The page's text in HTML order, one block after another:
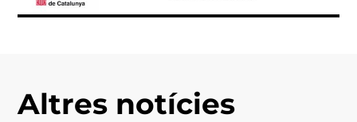
Altres notícies